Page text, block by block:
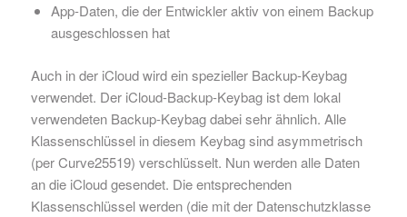
App-Daten, die der Entwickler aktiv von einem Backup
ausgeschlossen hat
Auch in der iCloud wird ein spezieller Backup-Keybag
verwendet. Der iCloud-Backup-Keybag ist dem lokal
verwendeten Backup-Keybag dabei sehr ähnlich. Alle
Klassenschlüssel in diesem Keybag sind asymmetrisch
(per Curve25519) verschlüsselt. Nun werden alle Daten
an die iCloud gesendet. Die entsprechenden
Klassenschlüssel werden (die mit der Datenschutzklasse